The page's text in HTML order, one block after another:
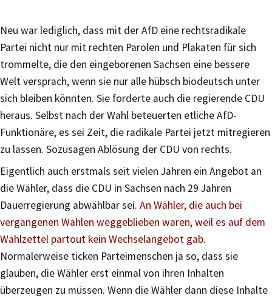
Neu war lediglich, dass mit der AfD eine rechtsradikale
Partei nicht nur mit rechten Parolen und Plakaten für sich
trommelte, die den eingeborenen Sachsen eine bessere
Welt versprach, wenn sie nur alle hübsch biodeutsch unter
sich bleiben könnten. Sie forderte auch die regierende CDU
heraus. Selbst nach der Wahl beteuerten etliche AfD-
Funktionäre, es sei Zeit, die radikale Partei jetzt mitregieren
zu lassen. Sozusagen Ablösung der CDU von rechts.
Eigentlich auch erstmals seit vielen Jahren ein Angebot an
die Wähler, dass die CDU in Sachsen nach 29 Jahren
Dauerregierung abwählbar sei. An Wähler, die auch bei
vergangenen Wahlen weggeblieben waren, weil es auf dem
Wahlzettel partout kein Wechselangebot gab.
Normalerweise ticken Parteimenschen ja so, dass sie
glauben, die Wähler erst einmal von ihren Inhalten
überzeugen zu müssen. Wenn die Wähler dann diese Inhalte